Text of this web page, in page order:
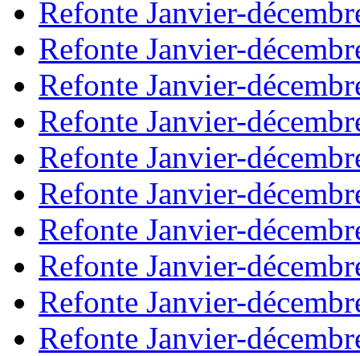
Refonte Janvier-
Refonte Janvier-
Refonte Janvier-
Refonte Janvier-
Refonte Janvier-
Refonte Janvier-
Refonte Janvier-
Refonte Janvier-
Refonte Janvier-
Refonte Janvier-